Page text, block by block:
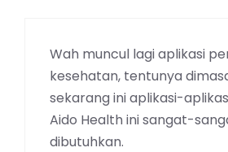
Wah muncul lagi aplikasi
kesehatan, tentunya
sekarang ini aplikasi-
Aido Health ini sangat-
dibutuhkan.